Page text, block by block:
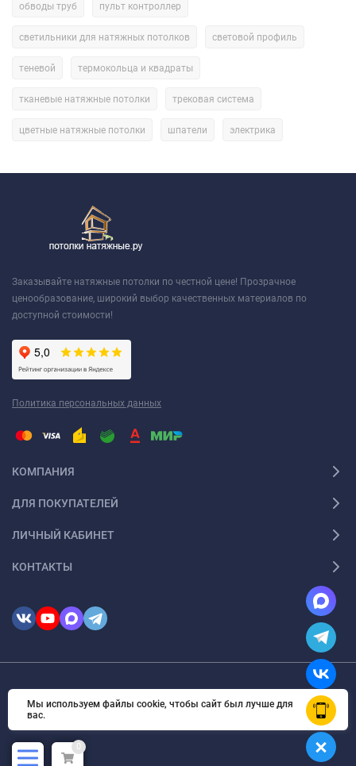
инструмент для конкретной задачи.
Устройство для прокола плёнки (игла-проколка)—
установкой декоративных элементов или светильников.
Рулетка, уровень, лазерный дальномер— измерительные
Багетный ключ— специальный инструмент для монтажа
герметичность конструкции.
Почему стоит выбрать наши инструменты для натяжных
Высокое качество.Мы предлагаем только проверенные
инструменты от надёжных производителей. Они
изготовлены из прочных материалов и рассчитаны на
инструменты для монтажа натяжных потолков. Это
позволит вам подобрать оптимальный набор для вашей
Доступная цена.
цены на все наши товары. Вы сможете сэкономить на
разработаны с учётом удобства использования. Они
просты в обращении и не требуют специальных навыков
или подготовки.
инструменты для натяжного потолка уже сегодня и
наслаждайтесь идеально выполненным потолком в вашем
доме!
обводы труб пульт контроллер
светильники для натяжных потолков световой профиль
теневой термокольца и квадраты
тканевые натяжные потолки трековая система
цветные натяжные потолки шпатели электрика
Заказывайте натяжные потолки по честной цене! Прозрачное
ценообразование, широкий выбор качественных материалов по
доступной стоимости!
Политика персональных данных
КОМПАНИЯ
ДЛЯ ПОКУПАТЕЛЕЙ
ЛИЧНЫЙ КАБИНЕТ
КОНТАКТЫ
0
Мы используем файлы cookie, чтобы сайт был лучше для
вас.
OK